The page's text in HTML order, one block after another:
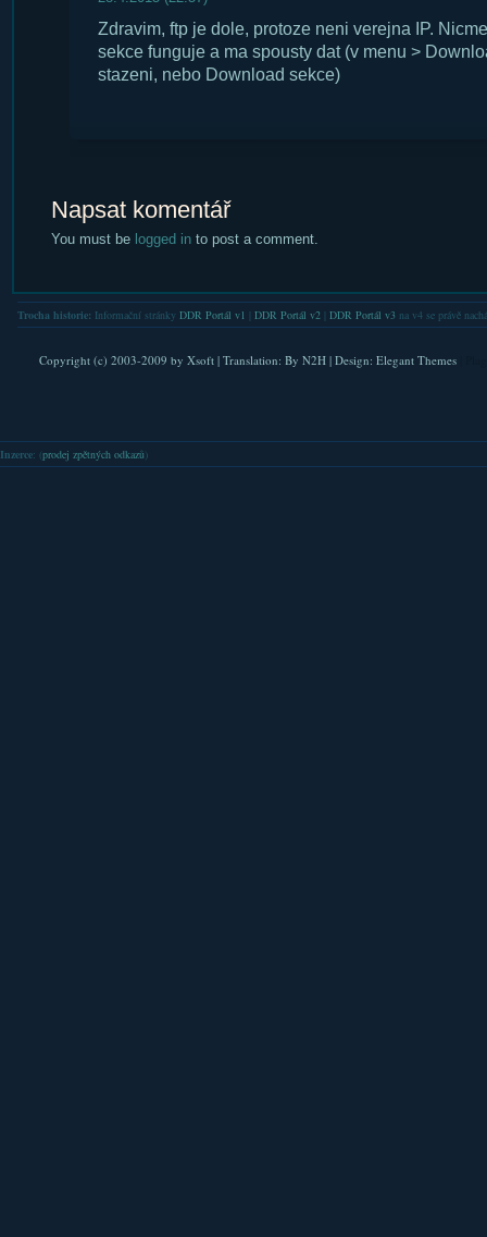
Zdravim, ftp je dole, protoze neni verejna IP.
sekce funguje a ma spousty dat (v menu >
stazeni, nebo Download sekce)
Napsat komentář
You must be logged into post a comment.
Trocha historie: Informační stránky DDR Portál v1 DDR Portál v2| DDR Portál v3na v4 se právě
Copyright (c) 2003-2009 by Xsoft| Translation: By N2H| Design: Elegant Themes
Inzerce: (prodej zpětných odkazů )